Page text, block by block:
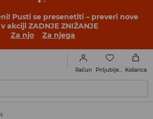
📒
Najboljše zgodbe se začnejo še
zvoncem. Začni šolsko leto v novem
outfitu!
Za njo
Za njega
Račun Košarica